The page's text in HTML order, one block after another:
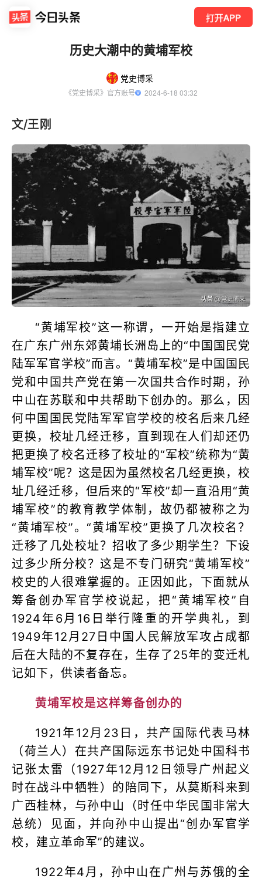
打开APP
历史大潮中的黄埔军校
党史博采
《党史博采》官方账号
  2024-6-18 03:32
文/王刚
“黄埔军校”这一称谓，一开始是指建立
在广东广州东郊黄埔长洲岛上的“中国国民党
陆军军官学校”而言。“黄埔军校”是中国国民
党和中国共产党在第一次国共合作时期，孙
中山在苏联和中共帮助下创办的。那么，因
何中国国民党陆军军官学校的校名后来几经
更换，校址几经迁移，直到现在人们却还仍
把更换了校名迁移了校址的“军校”统称为“黄
埔军校”呢？这是因为虽然校名几经更换，校
址几经迁移，但后来的“军校”却一直沿用“黄
埔军校”的教育教学体制，故仍都被称之为
“黄埔军校”。“黄埔军校”更换了几次校名？
迁移了几处校址？招收了多少期学生？下设
过多少所分校？这是不专门研究“黄埔军校”
校史的人很难掌握的。正因如此，下面就从
筹备创办军官学校说起，把“黄埔军校”自
1924年6月16日举行隆重的开学典礼，到
1949年12月27日中国人民解放军攻占成都
后在大陆的不复存在，生存了25年的变迁札
记如下，供读者备忘。
黄埔军校是这样筹备创办的
1921年12月23日，共产国际代表马林
（荷兰人）在共产国际远东书记处中国科书
记张太雷（1927年12月12日领导广州起义
时在战斗中牺牲）的陪同下，从莫斯科来到
广西桂林，与孙中山（时任中华民国非常大
总统）见面，并向孙中山提出“创办军官学
校，建立革命军”的建议。
1922年4月，孙中山在广州与苏俄的全